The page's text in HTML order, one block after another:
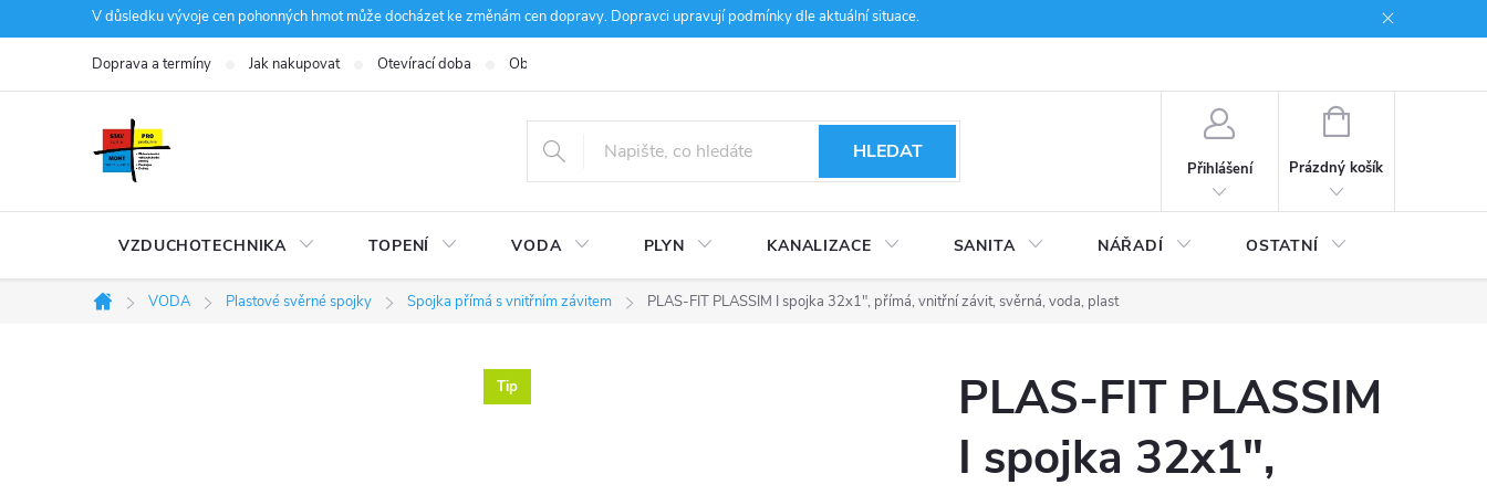
na
V důsledku vývoje cen pohonných hmot může docházet ke změnám cen dopravy. Dopravci upravují podmínky dle aktuální situace.
Doprava a termíny Jak nakupovat Otevírací doba Obchodní podmínky
HLEDAT
Přihlášení
NÁKUPNÍ
Prázdný košík
VZDUCHOTECHNIKA TOPENÍ VODA PLYN KANALIZACE SANITA NÁŘADÍ OSTATNÍ
Domů
VODA Plastové svěrné spojky Spojka přímá s vnitřním závitem PLAS-FIT PLASSIM I spojka 32x1", přímá, vnitřní závit, svěrná, voda, plast
Tip
PLAS-FIT PLASSIM
I spojka 32x1",